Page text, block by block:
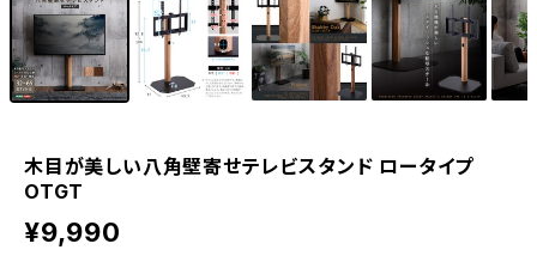
木目が美しい八角壁寄せテレビスタンド ロータイプ
OTGT
¥9,990